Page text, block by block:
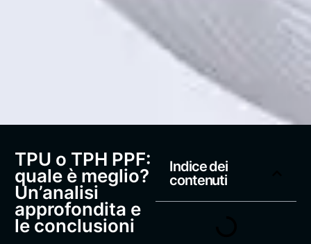
TPU o TPH PPF:
quale è meglio?
Un’analisi
approfondita e
le conclusioni‌
Indice dei
contenuti